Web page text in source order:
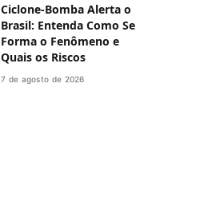
Ciclone-Bomba Alerta o
Brasil: Entenda Como Se
Forma o Fenômeno e
Quais os Riscos
7 de agosto de 2026